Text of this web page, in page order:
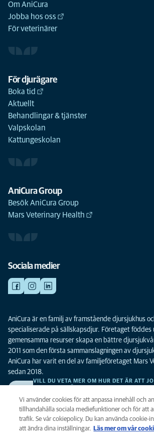
Om AniCura
Jobba hos oss
För veterinärer
För djurägare
Boka tid
Aktuellt
Behandlingar & tjänster
Valpskolan
Kattungeskolan
AniCura Group
Besök AniCura Group
Mars Veterinary Health
Sociala medier
AniCura är en familj av framstående djursjukhus
specialiserade på sällskapsdjur. Företaget föddes
gemensamma resurser skapa en bättre
2011 som den första sammanslagningen av
AniCura har varit en del av familjeföretaget Mars
sedan 2018.
VILL DU VETA MER OM HUR DET ÄR ATT
Vi använder cookies för att anpassa innehåll och
tillhandahålla sociala mediefunktioner och för att
trafik. Se vår cokiepolicy. Du kan använda cookie-
att ändra dina inställningar.
Läs mer om vår